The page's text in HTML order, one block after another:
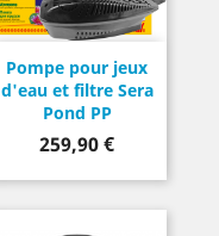
Pompe pour jeux
d'eau et filtre Sera
Pond PP
Prix
259,90 €